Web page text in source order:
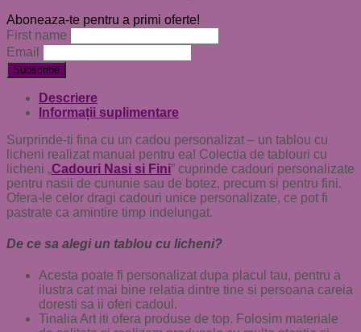
Aboneaza-te pentru a primi oferte!
First name
Email
Descriere
Informații suplimentare
Surprinde-ti fina cu un cadou personalizat – un tablou cu
licheni realizat manual pentru ea! Colectia de tablouri cu
licheni „Cadouri Nasi si Fini” cuprinde cadouri personalizate
pentru nasii de cununie sau de botez, precum si pentru fini.
Ofera-le celor dragi cadouri unice personalizate, ce pot fi
pastrate ca amintire timp indelungat.
De ce sa alegi un tablou cu licheni?
Acesta poate fi personalizat dupa placul tau, pentru a
ilustra cat mai bine relatia dintre tine si persoana careia
doresti sa ii oferi cadoul.
Tinalia Art iti ofera produse de top. Folosim materiale